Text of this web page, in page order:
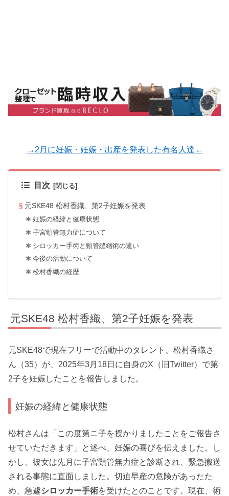
→2月に妊娠・妊娠・出産を発表した有名人達←
目次
元SKE48 松村香織、第2子妊娠を発表
妊娠の経緯と健康状態
子宮頸管無力症について
シロッカー手術と頸管縫縮術の違い
今後の活動について
松村香織の経歴
元SKE48 松村香織、第2子妊娠を発表
元SKE48で現在フリーで活動中のタレント、松村香織さ
ん（35）が、2025年3月18日に自身のX（旧Twitter）で第
2子を妊娠したことを報告しました。
妊娠の経緯と健康状態
松村さんは「この度第ニ子を授かりましたことをご報告さ
せていただきます」と述べ、妊娠の喜びを伝えました。し
かし、彼女は先月に子宮頸管無力症と診断され、緊急搬送
される事態に直面しました。切迫早産の危険があったた
め、急遽シロッカー手術を受けたとのことです。現在、術